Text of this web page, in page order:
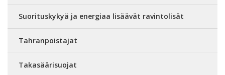
Suorituskykyä ja energiaa lisäävät ravintolisät
Tahranpoistajat
Takasäärisuojat